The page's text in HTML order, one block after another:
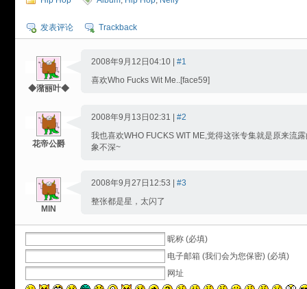
发表评论 Trackback
◆潴丽叶◆
2008年9月12日04:10 | #1
喜欢Who Fucks Wit Me..[face59]
花帝公爵
2008年9月13日02:31 | #2
我也喜欢WHO FUCKS WIT ME,觉得这张专集就是原来流
象不深~
MIN
2008年9月27日12:53 | #3
整张都是星，太闪了
昵称 (必填)
电子邮箱 (我们会为您保密) (必填)
网址